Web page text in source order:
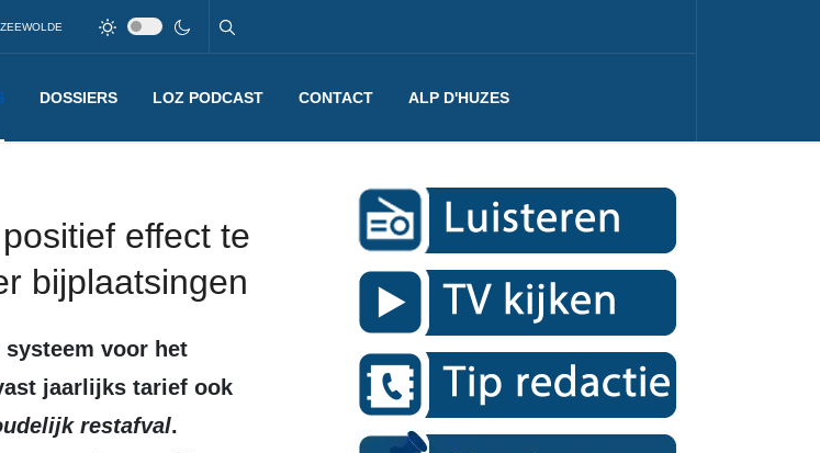
DOSSIERS LOZ PODCAST CONTACT ALP D'HUZES
effect te
bijplaatsingen
jaarlijks tarief ook
restafval.